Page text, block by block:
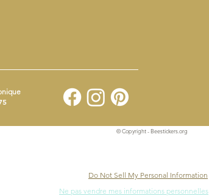
© Copyright - Beestickers.org
Do Not Sell My Personal Information
Ne pas vendre mes informations personnelles